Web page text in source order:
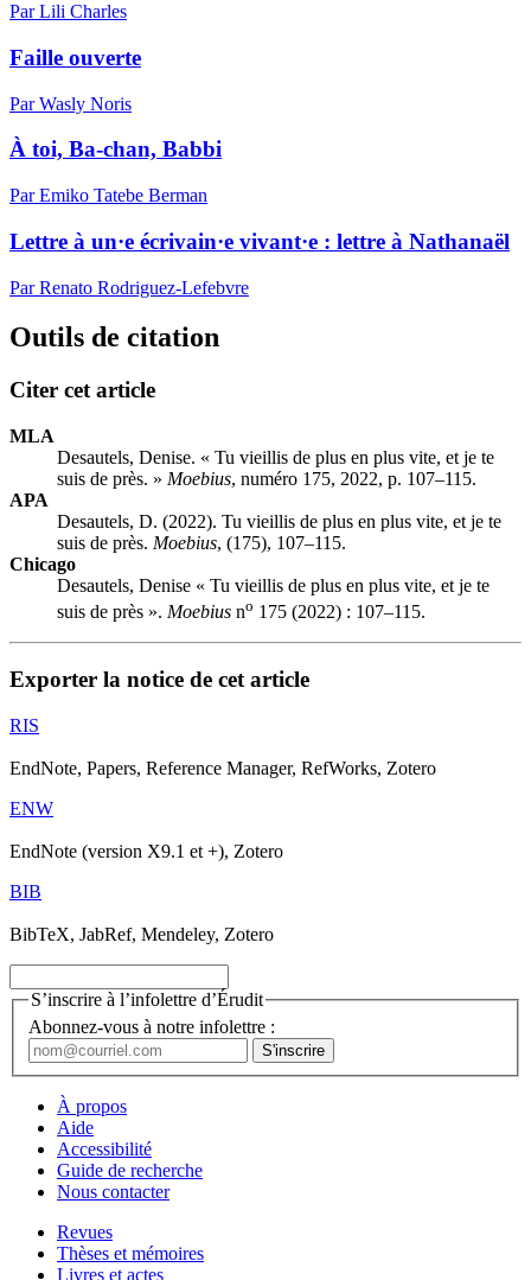
Par Lili Charles
Faille ouverte
Par Wasly Noris
À toi, Ba-chan, Babbi
Par Emiko Tatebe Berman
Lettre à un·e écrivain·e vivant·e : lettre à Nathanaël
Par Renato Rodriguez-Lefebvre
Outils de citation
Citer cet article
MLA
Desautels, Denise. « Tu vieillis de plus en plus vite, et je te
suis de près. » Moebius, numéro 175, 2022, p. 107–115.
APA
Desautels, D. (2022). Tu vieillis de plus en plus vite, et je te
suis de près. Moebius, (175), 107–115.
Chicago
Desautels, Denise « Tu vieillis de plus en plus vite, et je te
suis de près ». Moebius no 175 (2022) : 107–115.
Exporter la notice de cet article
RIS
EndNote, Papers, Reference Manager, RefWorks, Zotero
ENW
EndNote (version X9.1 et +), Zotero
BIB
BibTeX, JabRef, Mendeley, Zotero
S’inscrire à l’infolettre d’Érudit
Abonnez-vous à notre infolettre :
À propos
Aide
Accessibilité
Guide de recherche
Nous contacter
Revues
Thèses et mémoires
Livres et actes